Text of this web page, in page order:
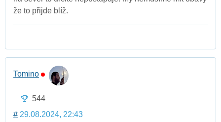
že to přijde blíž.
Tomino
544
# 29.08.2024, 22:43